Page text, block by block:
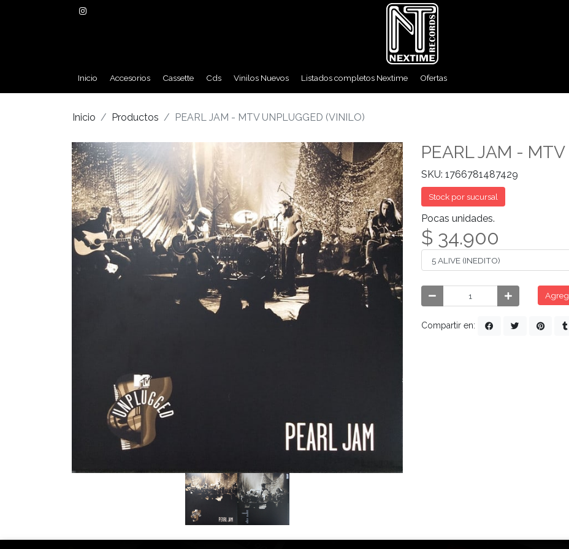
Inicio Accesorios Cassette Cds Vinilos Nuevos Listados completos Nextime Ofertas
Inicio Productos PEARL JAM - MTV UNPLUGGED (VINILO)
PEARL JAM -
SKU: 1766781487429
Stock por sucursal
Pocas unidades.
$ 34.900
Compartir en: